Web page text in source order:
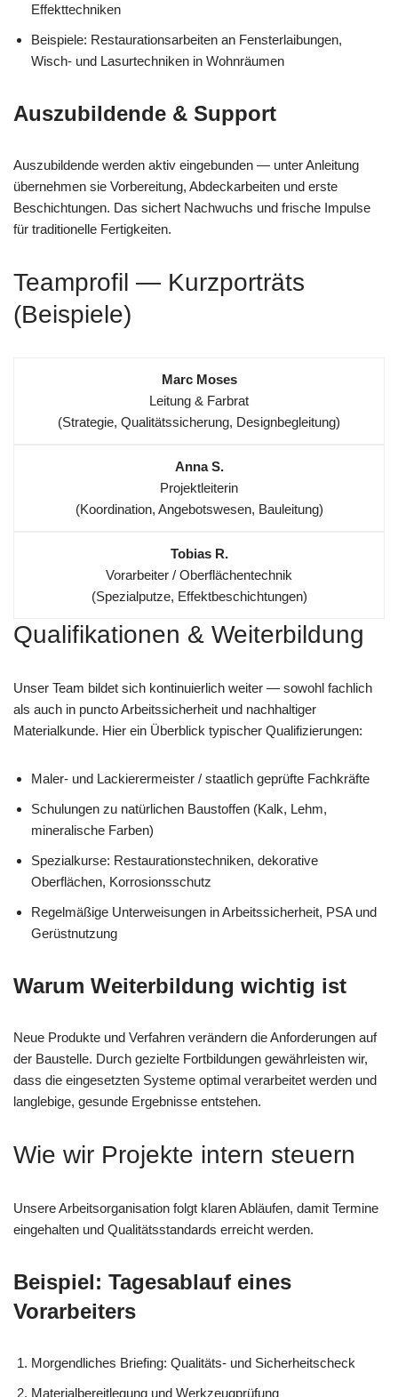
Effekttechniken
Beispiele: Restaurationsarbeiten an Fensterlaibungen,
Wisch- und Lasurtechniken in Wohnräumen
Auszubildende & Support
Auszubildende werden aktiv eingebunden — unter Anleitung
übernehmen sie Vorbereitung, Abdeckarbeiten und erste
Beschichtungen. Das sichert Nachwuchs und frische Impulse
für traditionelle Fertigkeiten.
Teamprofil — Kurzporträts
(Beispiele)
Marc Moses
Leitung & Farbrat
(Strategie, Qualitätssicherung, Designbegleitung)
Anna S.
Projektleiterin
(Koordination, Angebotswesen, Bauleitung)
Tobias R.
Vorarbeiter / Oberflächentechnik
(Spezialputze, Effektbeschichtungen)
Qualifikationen & Weiterbildung
Unser Team bildet sich kontinuierlich weiter — sowohl fachlich
als auch in puncto Arbeitssicherheit und nachhaltiger
Materialkunde. Hier ein Überblick typischer Qualifizierungen:
Maler- und Lackierermeister / staatlich geprüfte Fachkräfte
Schulungen zu natürlichen Baustoffen (Kalk, Lehm,
mineralische Farben)
Spezialkurse: Restaurations­techniken, dekorative
Oberflächen, Korrosionsschutz
Regelmäßige Unterweisungen in Arbeitssicherheit, PSA und
Gerüstnutzung
Warum Weiterbildung wichtig ist
Neue Produkte und Verfahren verändern die Anforderungen auf
der Baustelle. Durch gezielte Fortbildungen gewährleisten wir,
dass die eingesetzten Systeme optimal verarbeitet werden und
langlebige, gesunde Ergebnisse entstehen.
Wie wir Projekte intern steuern
Unsere Arbeitsorganisation folgt klaren Abläufen, damit Termine
eingehalten und Qualitätsstandards erreicht werden.
Beispiel: Tagesablauf eines
Vorarbeiters
Morgendliches Briefing: Qualitäts- und Sicherheitscheck
Materialbereitlegung und Werkzeugprüfung